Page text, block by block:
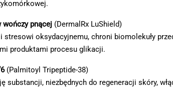
pnącej (DermalRx LuShield)
stresowi oksydacyjnemu, chroni biomolekuły
produktami procesu glikacji.
(Palmitoyl Tripeptide-38)
substancji, niezbędnych do regeneracji skóry,